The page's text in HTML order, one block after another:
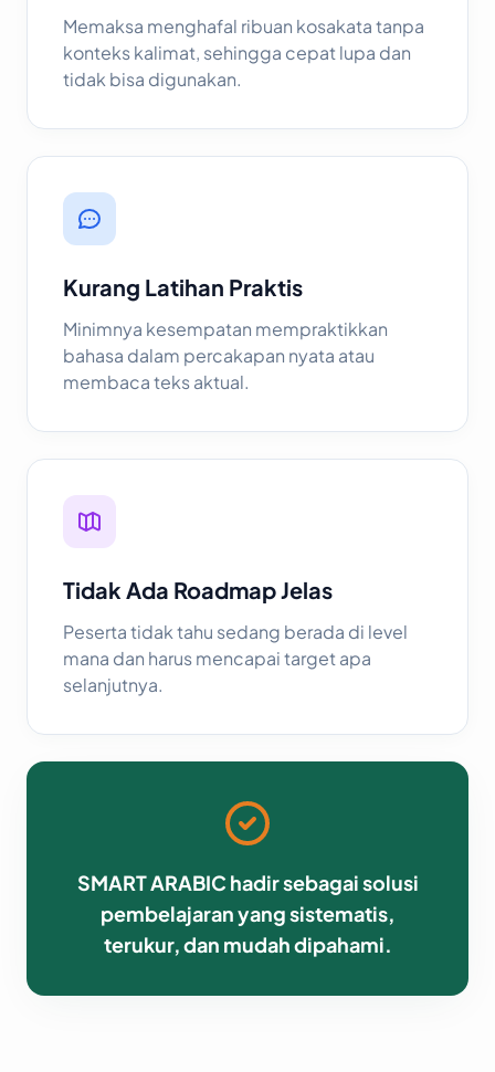
Memaksa menghafal ribuan kosakata tanpa
konteks kalimat, sehingga cepat lupa dan
tidak bisa digunakan.
Kurang Latihan Praktis
Minimnya kesempatan mempraktikkan
bahasa dalam percakapan nyata atau
membaca teks aktual.
Tidak Ada Roadmap Jelas
Peserta tidak tahu sedang berada di level
mana dan harus mencapai target apa
selanjutnya.
SMART ARABIC hadir sebagai solusi
pembelajaran yang sistematis,
terukur, dan mudah dipahami.